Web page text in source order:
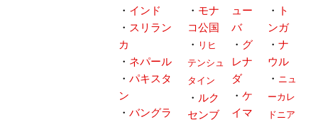
・ インド
・ スリラン
カ
・ ネパール
・ パキスタ
ン
・ バングラ
・ モナ
コ公国
・ リヒ
テンシュ
タイン
・ ルク
センブ
ュー
バ
・ グ
レナ
ダ
・ ケ
イマ
・
ト
ンガ
・ ナ
ウル
・ ニュ
ーカレ
ドニア